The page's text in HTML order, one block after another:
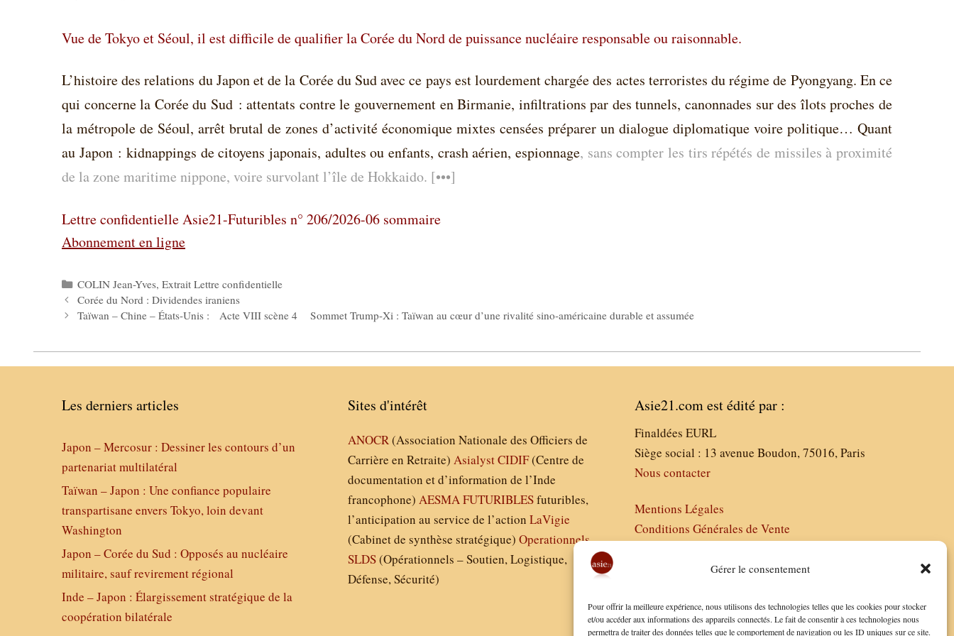
Gérer le consentement
Pour offrir la meilleure expérience, nous utilisons des technologies telles que les cookies pour stocker
et/ou accéder aux informations des appareils connectés. Le fait de consentir à ces technologies nous
permettra de traiter des données telles que le comportement de navigation ou les ID uniques sur ce site.
Vue de Tokyo et Séoul, il est difficile de qualifier la Corée du Nord de puissance nucléaire responsable ou raisonnable.
L’histoire des relations du Japon et de la Corée du Sud avec ce pays est lourdement chargée des actes terroristes du régime de Pyongyang. En ce
qui concerne la Corée du Sud : attentats contre le gouvernement en Birmanie, infiltrations par des tunnels, canonnades sur des îlots proches de
la métropole de Séoul, arrêt brutal de zones d’activité économique mixtes censées préparer un dialogue diplomatique voire politique… Quant
au Japon : kidnappings de citoyens japonais, adultes ou enfants, crash aérien, espionnage, sans compter les tirs répétés de missiles à proximité
de la zone maritime nippone, voire survolant l’île de Hokkaido. [•••]
Lettre confidentielle Asie21-Futuribles n° 206/2026-06 sommaire
Abonnement en ligne
Catégories
COLIN Jean-Yves,Extrait Lettre confidentielle
Corée du Nord : Dividendes iraniens
Taïwan – Chine – États-Unis : Acte VIII scène 4 Sommet Trump-Xi : Taïwan au cœur d’une rivalité sino-américaine durable et assumée
Les derniers articles
Japon – Mercosur : Dessiner les contours d’un
partenariat multilatéral
Taïwan – Japon : Une confiance populaire
transpartisane envers Tokyo, loin devant
Washington
Japon – Corée du Sud : Opposés au nucléaire
militaire, sauf revirement régional
Inde – Japon : Élargissement stratégique de la
coopération bilatérale
Sites d'intérêt
ANOCR(Association Nationale des Officiers de
Carrière en Retraite)AsialystCIDIF(Centre de
documentation et d’information de l’Inde
francophone)AESMAFUTURIBLESfuturibles,
l’anticipation au service de l’actionLaVigie
(Cabinet de synthèse stratégique)Operationnels
SLDS(Opérationnels – Soutien, Logistique,
Défense, Sécurité)
Asie21.com est édité par :
Finaldées EURL
Siège social : 13 avenue Boudon, 75016, Paris
Nous contacter
Mentions Légales
Conditions Générales de Vente